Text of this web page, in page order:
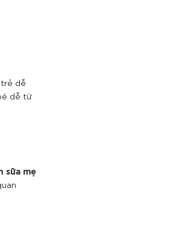
trẻ dễ
dễ từ
sữa mẹ